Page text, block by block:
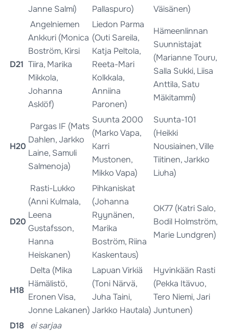
Janne Salmi)
Pallaspuro)
Väisänen)
D21
Angelniemen
Ankkuri (Monica
Boström, Kirsi
Tiira, Marika
Mikkola,
Johanna
Asklöf)
Liedon Parma
(Outi Sareila,
Katja Peltola,
Reeta-Mari
Kolkkala,
Anniina
Paronen)
Hämeenlinnan
Suunnistajat
(Marianne Touru,
Salla Sukki, Liisa
Anttila, Satu
Mäkitammi)
H20
Pargas IF (Mats
Dahlen, Jarkko
Laine, Samuli
Salmenoja)
Suunta 2000
(Marko Vapa,
Karri
Mustonen,
Mikko Vapa)
Suunta-101
(Heikki
Nousiainen, Ville
Tiitinen, Jarkko
Liuha)
D20
Rasti-Lukko
(Anni Kulmala,
Leena
Gustafsson,
Hanna
Heiskanen)
Pihkaniskat
(Johanna
Ryynänen,
Marika
Boström, Riina
Kaskentaus)
OK77 (Katri Salo,
Bodil Holmström,
Marie Lundgren)
H18
Delta (Mika
Hämälistö,
Eronen Visa,
Jonne Lakanen)
Lapuan Virkiä
(Toni Närvä,
Juha Taini,
Jarkko Hautala)
Hyvinkään Rasti
(Pekka Itävuo,
Tero Niemi, Jari
Juntunen)
D18
ei sarjaa